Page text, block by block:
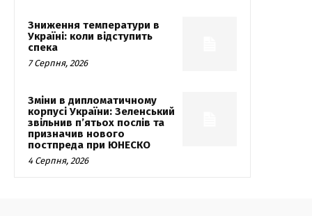
Зниження температури в
Україні: коли відступить
спека
7 Серпня, 2026
Зміни в дипломатичному
корпусі України: Зеленський
звільнив п’ятьох послів та
призначив нового
постпреда при ЮНЕСКО
4 Серпня, 2026